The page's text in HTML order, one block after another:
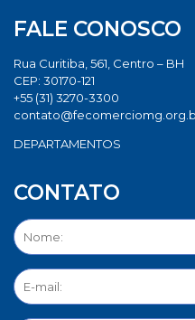
FALE CONOSCO
Rua Curitiba, 561, Centro – BH
CEP: 30170-121
+55 (31) 3270-3300
DEPARTAMENTOS
CONTATO